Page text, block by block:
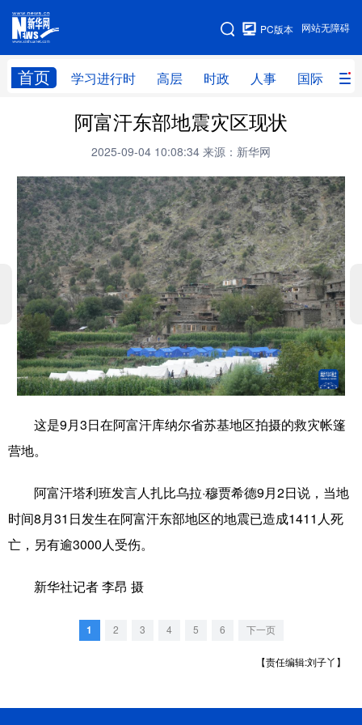
网站无障碍
PC版本
首页 学习进行时 高层 时政 人事 国际 财
网站地图
学习进行时 高层 时政
财经 网评
台湾 思客智库 全球连线 教育
科技 科创 量子 体育
文化 书画 健康 军事
访谈 视频 图片 政务
法律 中央文件 金融 汽车
食品 人居 信息化 数字经济
学术中国 乡村振兴 银龄 溯源中国
城市 旅游 能源 会展
公益 一带一路 亚太网 上市公司
地方频道
天津 河北
江苏
阿富汗东部地震灾区现状
2025-09-04 10:08:34 来源：新华网
这是9月3日在阿富汗库纳尔省苏基地区拍摄的救灾帐篷
营地。
阿富汗塔利班发言人扎比乌拉·穆贾希德9月2日说，当地
时间8月31日发生在阿富汗东部地区的地震已造成1411人死
亡，另有逾3000人受伤。
新华社记者 李昂 摄
1 2 3 4 5 6 下一页
【责任编辑:刘子丫】